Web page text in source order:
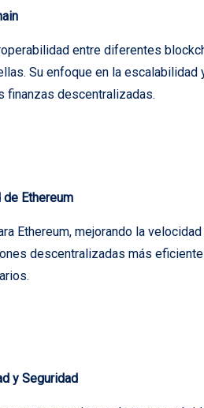
entre diferentes
Su enfoque en la
finanzas descentralizadas.
Ethereum
Ethereum, mejorando la
descentralizadas más
y Seguridad